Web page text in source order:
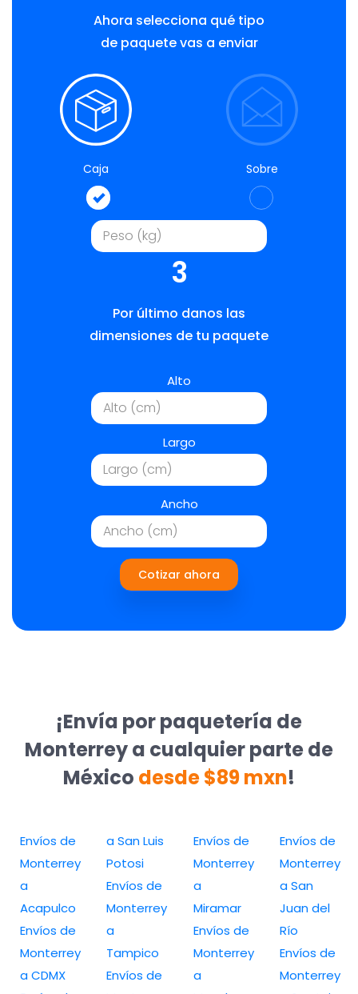
Ahora selecciona qué tipo
de paquete vas a enviar
Caja Sobre
3
Por último danos las
dimensiones de tu paquete
Alto
Largo
Ancho
Cotizar ahora
¡Envía por paquetería de
Monterrey a cualquier parte de
México desde $89 mxn!
Envíos de
Monterrey
a
Acapulco
Envíos de
Monterrey
a CDMX
a San Luis
Potosi
Envíos de
Monterrey
a
Tampico
Envíos de
Envíos de
Monterrey
a
Miramar
Envíos de
Monterrey
a
Envíos de
Monterrey
a San
Juan del
Río
Envíos de
Monterrey